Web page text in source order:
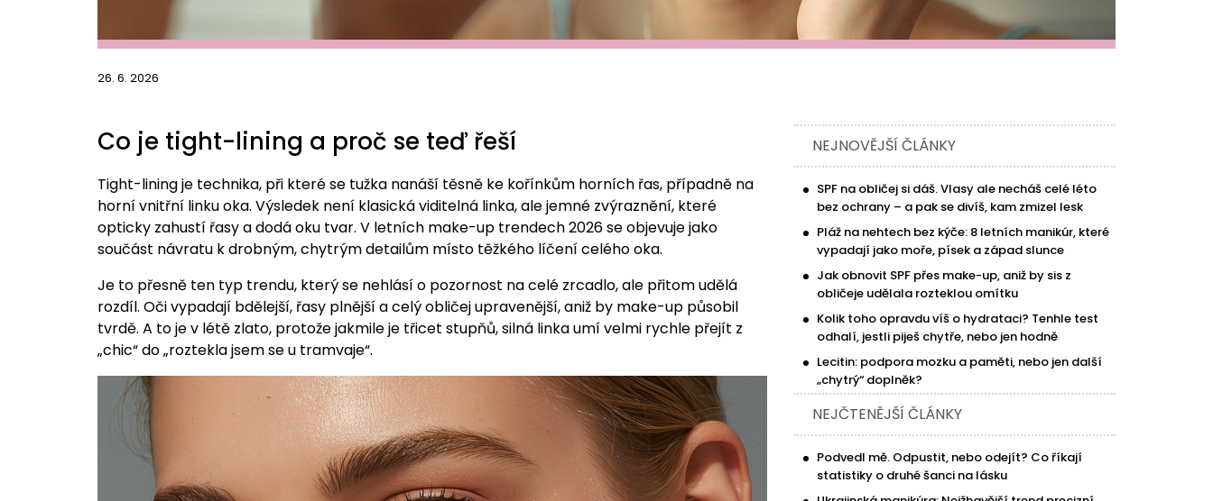
26. 6. 2026
Co je tight-lining a proč se teď řeší
Tight-lining je technika, při které se tužka nanáší těsně ke kořínkům horních řas, případně na
horní vnitřní linku oka. Výsledek není klasická viditelná linka, ale jemné zvýraznění, které
opticky zahustí řasy a dodá oku tvar. V letních make-up trendech 2026 se objevuje jako
součást návratu k drobným, chytrým detailům místo těžkého líčení celého oka.
Je to přesně ten typ trendu, který se nehlásí o pozornost na celé zrcadlo, ale přitom udělá
rozdíl. Oči vypadají bdělejší, řasy plnější a celý obličej upravenější, aniž by make-up působil
tvrdě. A to je v létě zlato, protože jakmile je třicet stupňů, silná linka umí velmi rychle přejít z
„chic“ do „roztekla jsem se u tramvaje“.
NEJNOVĚJŠÍ ČLÁNKY
SPF na obličej si dáš. Vlasy ale necháš celé léto
bez ochrany – a pak se divíš, kam zmizel lesk
Pláž na nehtech bez kýče: 8 letních manikúr, které
vypadají jako moře, písek a západ slunce
Jak obnovit SPF přes make-up, aniž by sis z
obličeje udělala rozteklou omítku
Kolik toho opravdu víš o hydrataci? Tenhle test
odhalí, jestli piješ chytře, nebo jen hodně
Lecitin: podpora mozku a paměti, nebo jen další
„chytrý“ doplněk?
NEJČTENĚJŠÍ ČLÁNKY
Podvedl mě. Odpustit, nebo odejít? Co říkají
statistiky o druhé šanci na lásku